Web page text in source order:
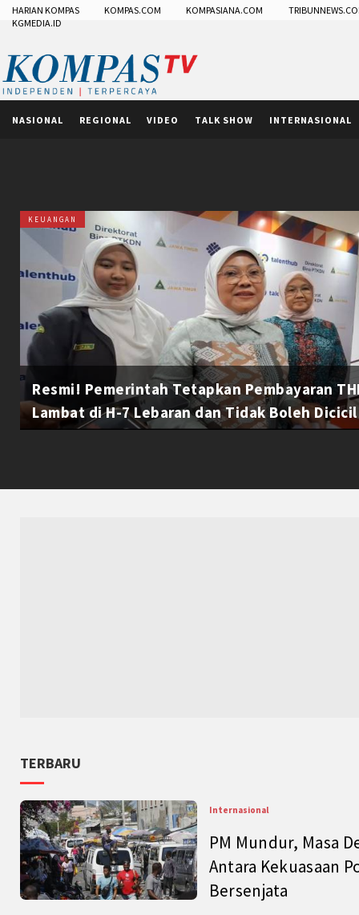
HARIAN KOMPAS KOMPAS.COM KOMPASIANA.COM
KGMEDIA.ID
NASIONAL REGIONAL VIDEO TALK SHOW INTERNASIONAL
KEUANGAN
Resmi! Pemerintah Tetapkan Pembayaran
Lambat di H-7 Lebaran dan Tidak Boleh Dicicil
TERBARU
Internasional
PM Mundur, Masa
Antara Kekuasaan
Bersenjata